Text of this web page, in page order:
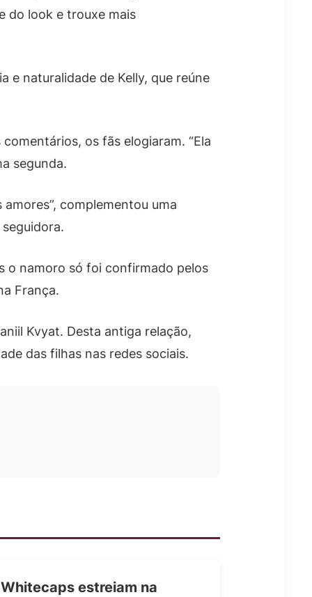
do look e trouxe mais
e naturalidade de Kelly, que reúne
os fãs elogiaram. “Ela
segunda.
complementou uma
o namoro só foi confirmado pelos
França.
Kvyat. Desta antiga relação,
das filhas nas redes sociais.
Whitecaps estreiam na